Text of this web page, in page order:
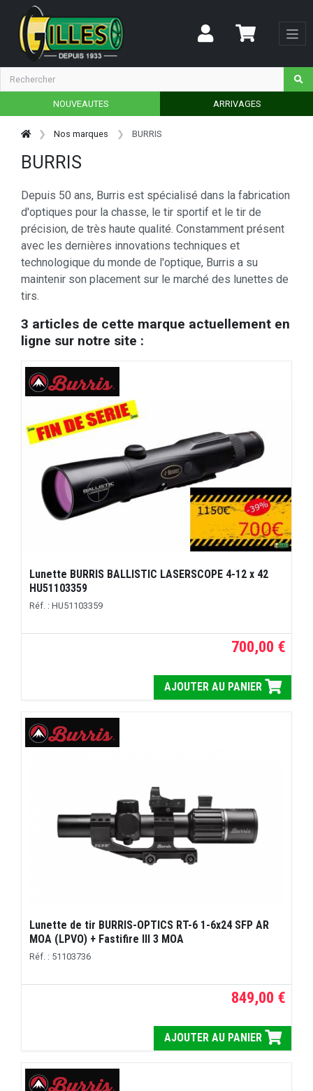
NOUVEAUTES ARRIVAGES
Nos marques BURRIS
BURRIS
Depuis 50 ans, Burris est spécialisé dans la fabrication
d'optiques pour la chasse, le tir sportif et le tir de
précision, de très haute qualité. Constamment présent
avec les dernières innovations techniques et
technologique du monde de l'optique, Burris a su
maintenir son placement sur le marché des lunettes de
tirs.
3 articles de cette marque actuellement en
ligne sur notre site :
Lunette BURRIS BALLISTIC LASERSCOPE 4-12 x 42
HU51103359
Réf. : HU51103359
700,00 €
AJOUTER AU PANIER
Lunette de tir BURRIS-OPTICS RT-6 1-6x24 SFP AR
MOA (LPVO) + Fastifire III 3 MOA
Réf. : 51103736
849,00 €
AJOUTER AU PANIER